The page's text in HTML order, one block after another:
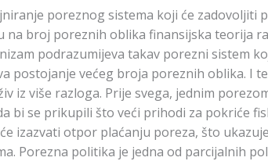
poreznog sistema koji će
na broj poreznih oblika finansijska teorija
podrazumijeva takav porezni sistem
postojanje većeg broja poreznih oblika. I
iz više razloga. Prije svega, jednim
bi se prikupili što veći prihodi za pokriće
izazvati otpor plaćanju poreza, što
Porezna politika je jedna od parcijalnih